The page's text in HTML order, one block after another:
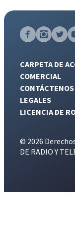
CARPETA DE
COMERCIAL
CONTÁCTENOS
LEGALES
LICENCIA DE
© 2026
DE RADIO Y